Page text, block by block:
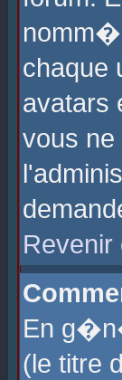
chaque
avatars
vous ne
Revenir
En
(le titre